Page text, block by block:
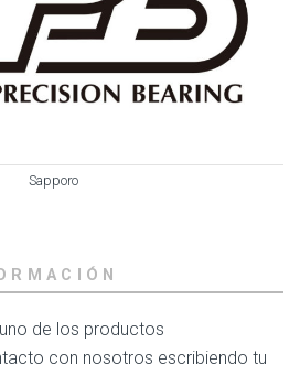
Sapporo
de los productos
con nosotros escribiendo tu